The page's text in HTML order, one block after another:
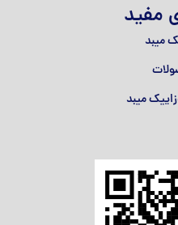
مفید
میبد
میبد